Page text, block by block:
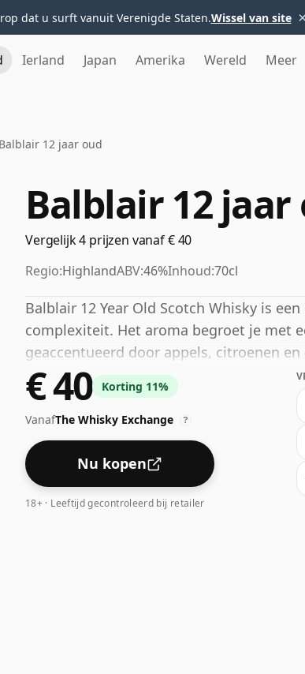
dat u surft vanuit Verenigde Staten.Wissel van site ×
Ierland Japan Amerika Wereld Meer
Balblair 12 jaar oud
Balblair 12 jaar
Vergelijk 4 prijzen vanaf € 40
Regio:HighlandABV:46%Inhoud:70cl
Balblair 12 Year Old Scotch Whisky is
complexiteit. Het aroma begroet je met
geaccentueerd door appels, citroenen
ontdek je de warmte van sinaasappelen,
dubbel gestookte vaten van Amerikaans
€ 40 Korting 11%
VanafThe Whisky Exchange ?
Nu kopen
18+ · Leeftijd gecontroleerd bij retailer